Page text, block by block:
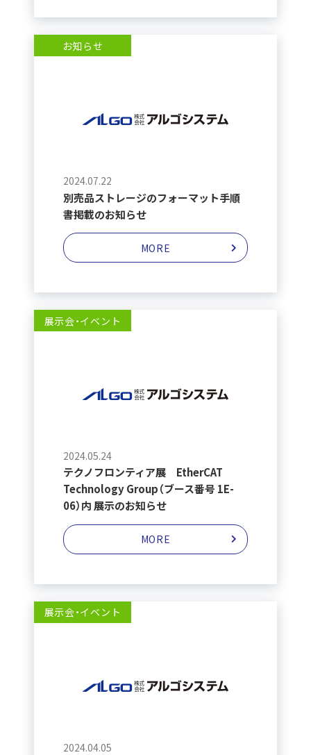
お知らせ
2024.07.22
別売品ストレージのフォーマット手順
書掲載のお知らせ
MORE
展示会・イベント
2024.05.24
テクノフロンティア展 EtherCAT
Technology Group（ブース番号 1E-
06）内 展示のお知らせ
MORE
展示会・イベント
2024.04.05